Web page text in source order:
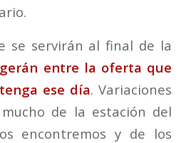
se servirán al final de la
entre la oferta que
tenga ese día. Variaciones
de la estación del
encontremos y de los